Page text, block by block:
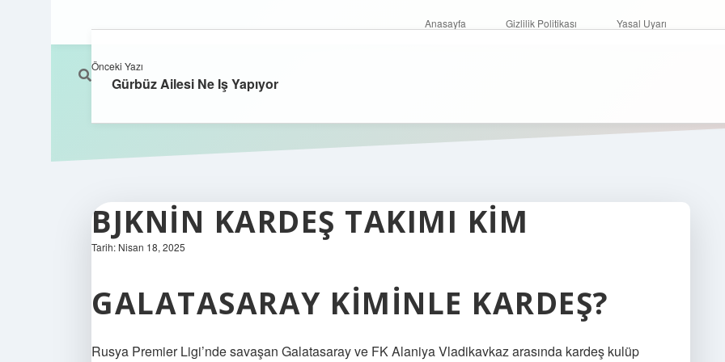
Anasayfa Gizlilik Politikası Yasal Uyarı
BJKNIN KARDEŞ TAKIMI KIM
Tarih: Nisan 18, 2025
GALATASARAY KIMINLE KARDEŞ?
Rusya Premier Ligi’nde savaşan Galatasaray ve FK Alaniya Vladikavkaz arasında kardeş kulüp
Önceki Yazı
Gürbüz Ailesi Ne Iş Yapıyor